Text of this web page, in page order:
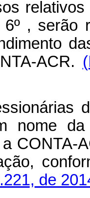
, serão
ACR.
nome
CONTA-
de